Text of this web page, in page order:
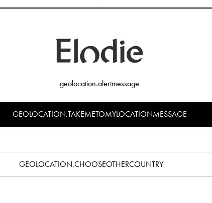
geolocation.alertmessage
GEOLOCATION.TAKEMETOMYLOCATIONMESSAGE
GEOLOCATION.CHOOSEOTHERCOUNTRY